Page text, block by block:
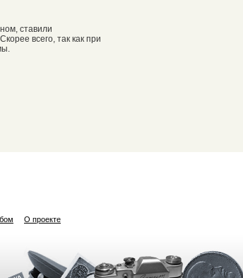
ставили
всего, так как при
О проекте